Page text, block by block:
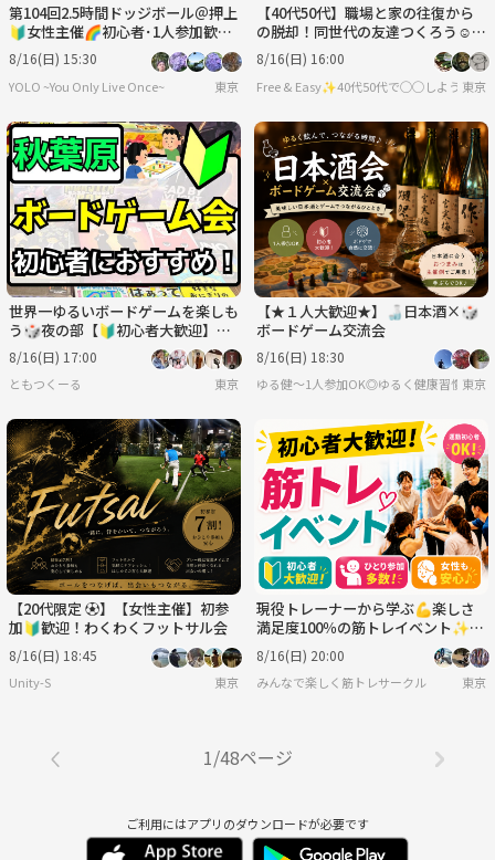
第104回2.5時間ドッジボール＠押上
🔰女性主催🌈初心者･1人参加歓迎
│国際交流🉑
8/16(日) 15:30
YOLO ~You Only Live Once~ 東京
【40代50代】職場と家の往復から
の脱却！同世代の友達つくろう☺️ち
ょい飲み交流会🍻✨
8/16(日) 16:00
Free & Easy✨40代50代で◯◯しようの会
東京
世界一ゆるいボードゲームを楽しも
う🎲夜の部【🔰初心者大歓迎】
【ルール説明あり⭐️】【友達作
り！】
8/16(日) 17:00
ともつくーる 東京
【★１人大歓迎★】🍶日本酒×🎲
ボードゲーム交流会
8/16(日) 18:30
ゆる健〜1人参加OK◎ゆるく健康習慣＆交
東京
【20代限定 ⚽️】【女性主催】初参
加🔰歓迎！わくわくフットサル会
8/16(日) 18:45
Unity-S 東京
現役トレーナーから学ぶ💪楽しさ
満足度100％の筋トレイベント✨
【初心者大歓迎🔰】【ひとり参加
多数】【女性も安心♪】
8/16(日) 20:00
みんなで楽しく筋トレサークル 東京
1/48ページ
ご利用にはアプリのダウンロードが必要です